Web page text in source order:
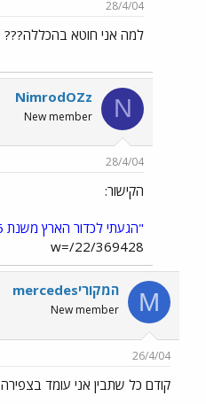
28/4/04
למה אני חוטא בהכללה???
N
NimrodOZz
New member
28/4/04
הקישור:
"הגעתי לכדור הארץ משנת 2256"
w=/22/369428
M mercedesהמקורי
New member
26/4/04
קודם כל שתבין אני עומד בצפירה